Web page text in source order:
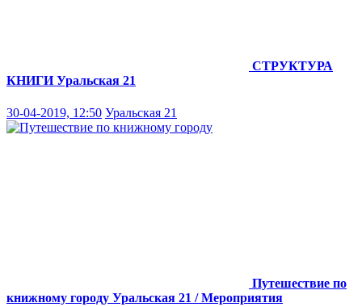
СТРУКТУРА
КНИГИ Уральская 21
30-04-2019, 12:50 Уральская 21
Путешествие по
книжному городу Уральская 21 / Мероприятия